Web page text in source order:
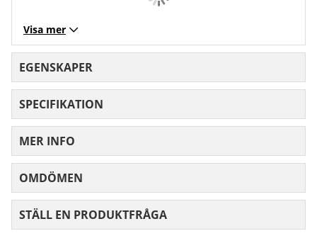
Visa mer
EGENSKAPER
SPECIFIKATION
MER INFO
OMDÖMEN
STÄLL EN PRODUKTFRÅGA